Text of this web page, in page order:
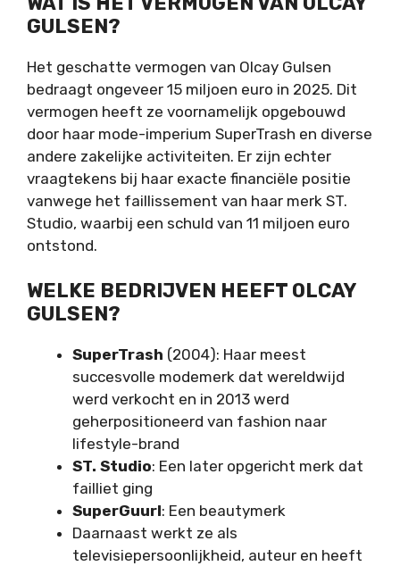
GULSEN?
Het geschatte vermogen van Olcay Gulsen
bedraagt ongeveer 15 miljoen euro in 2025. Dit
vermogen heeft ze voornamelijk opgebouwd
door haar mode-imperium SuperTrash en diverse
andere zakelijke activiteiten. Er zijn echter
vraagtekens bij haar exacte financiële positie
vanwege het faillissement van haar merk ST.
Studio, waarbij een schuld van 11 miljoen euro
ontstond.
WELKE BEDRIJVEN HEEFT OLCAY
GULSEN?
SuperTrash (2004): Haar meest
succesvolle modemerk dat wereldwijd
werd verkocht en in 2013 werd
geherpositioneerd van fashion naar
lifestyle-brand
ST. Studio: Een later opgericht merk dat
failliet ging
SuperGuurl: Een beautymerk
Daarnaast werkt ze als
televisiepersoonlijkheid, auteur en heeft